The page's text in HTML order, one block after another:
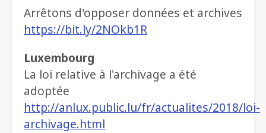
Arrêtons d'opposer données et archives
https://bit.ly/2NOkb1R
Luxembourg
La loi relative à l'archivage a été
adoptée
http://anlux.public.lu/fr/actualites/2018/loi-
archivage.html